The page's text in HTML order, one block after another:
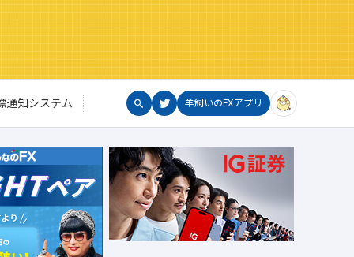
通知システム 羊飼いのFXアプリ